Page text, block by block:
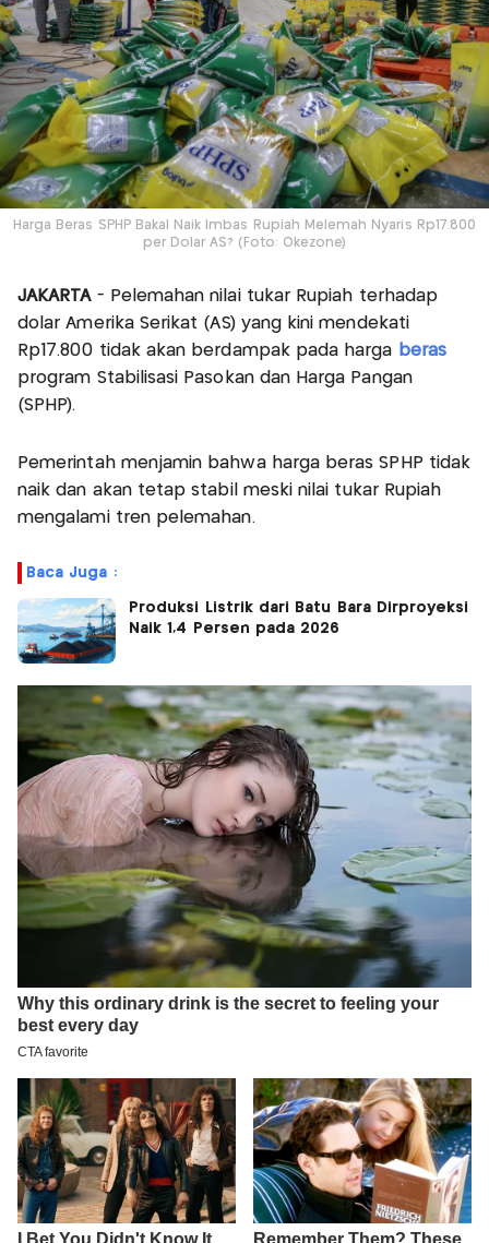
Harga Beras SPHP Bakal Naik Imbas Rupiah Melemah Nyaris Rp17.800
per Dolar AS? (Foto: Okezone)
JAKARTA- Pelemahan nilai tukar Rupiah terhadap
dolar Amerika Serikat (AS) yang kini mendekati
Rp17.800 tidak akan berdampak pada harga beras
program Stabilisasi Pasokan dan Harga Pangan
(SPHP).
Pemerintah menjamin bahwa harga beras SPHP tidak
naik dan akan tetap stabil meski nilai tukar Rupiah
mengalami tren pelemahan.
Baca Juga :
Produksi Listrik dari Batu Bara Dirproyeksi
Naik 1,4 Persen pada 2026